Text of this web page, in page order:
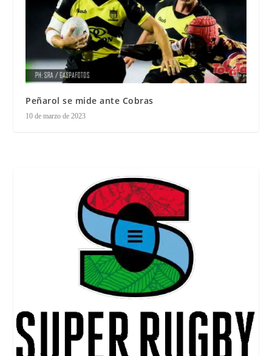
Peñarol se mide ante Cobras
10 de marzo de 2023